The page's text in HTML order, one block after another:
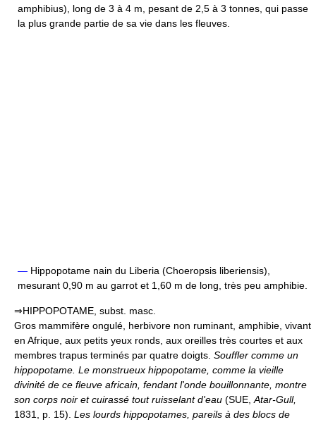
amphibius), long de 3 à 4 m, pesant de 2,5 à 3 tonnes, qui passe
la plus grande partie de sa vie dans les fleuves.
— Hippopotame nain du Liberia (Choeropsis liberiensis),
mesurant 0,90 m au garrot et 1,60 m de long, très peu amphibie.
⇒HIPPOPOTAME, subst. masc.
Gros mammifère ongulé, herbivore non ruminant, amphibie, vivant
en Afrique, aux petits yeux ronds, aux oreilles très courtes et aux
membres trapus terminés par quatre doigts. Souffler comme un
hippopotame. Le monstrueux hippopotame, comme la vieille
divinité de ce fleuve africain, fendant l'onde bouillonnante, montre
son corps noir et cuirassé tout ruisselant d'eau (SUE, Atar-Gull,
1831, p. 15). Les lourds hippopotames, pareils à des blocs de